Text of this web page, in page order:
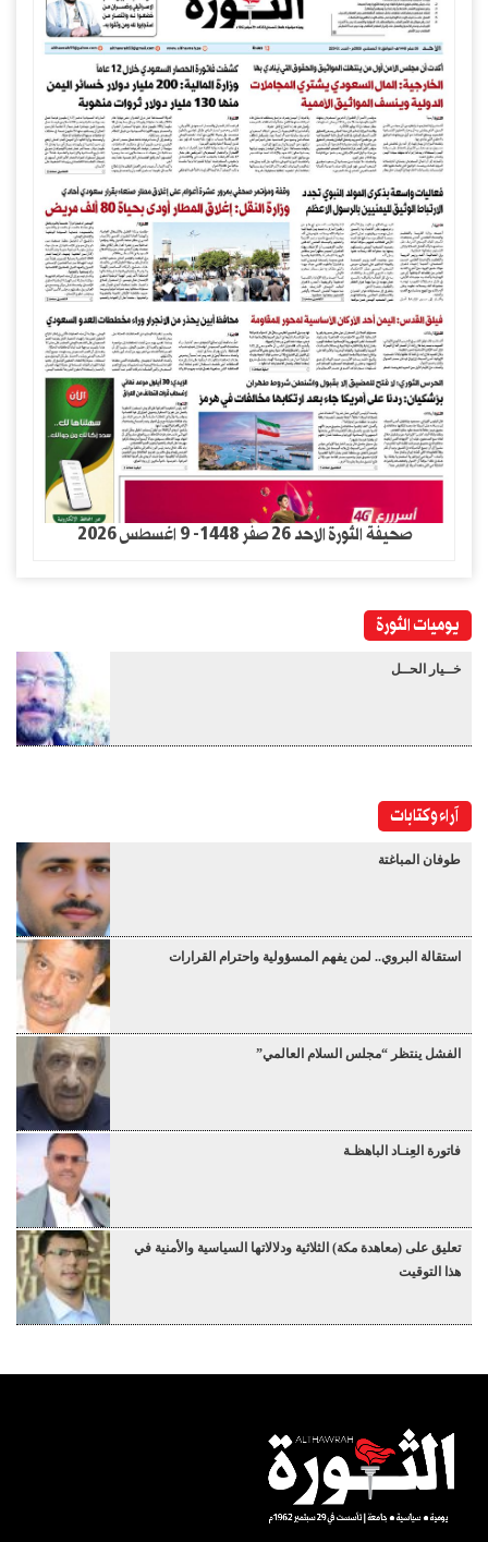
صحيفة الثورة الاحد 26 صفر 1448- 9 اغسطس 2026
يوميات الثورة
خــيار الحــل
آراء وكتابات
طوفان المباغتة
استقالة البروي.. لمن يفهم المسؤولية واحترام القرارات
الفشل ينتظر “مجلس السلام العالمي”
فاتورة العِنـاد الباهظـة
تعليق على (معاهدة مكة) الثلاثية ودلالاتها السياسية والأمنية في
هذا التوقيت